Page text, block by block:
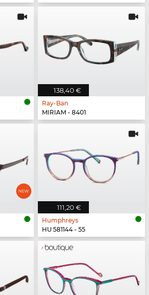
138,40 €
Ray-Ban
MIRIAM - 8401
111,20 €
Humphreys
HU 581144 - 55